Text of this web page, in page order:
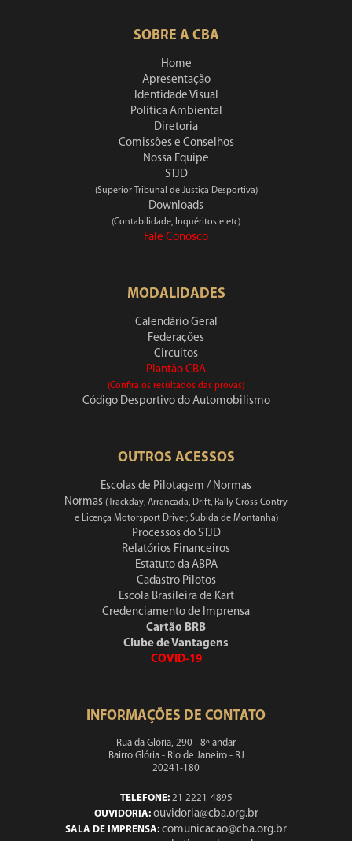
SOBRE A CBA
Home
Apresentação
Identidade Visual
Política Ambiental
Diretoria
Comissões e Conselhos
Nossa Equipe
STJD
(Superior Tribunal de Justiça Desportiva)
Downloads
(Contabilidade, Inquéritos e etc)
Fale Conosco
MODALIDADES
Calendário Geral
Federações
Circuitos
Plantão CBA
(Confira os resultados das provas)
Código Desportivo do Automobilismo
OUTROS ACESSOS
Escolas de Pilotagem / Normas
Normas (Trackday, Arrancada, Drift, Rally Cross Contry
e Licença Motorsport Driver, Subida de Montanha)
Processos do STJD
Relatórios Financeiros
Estatuto da ABPA
Cadastro Pilotos
Escola Brasileira de Kart
Credenciamento de Imprensa
Cartão BRB
Clube de Vantagens
COVID-19
INFORMAÇÕES DE CONTATO
Rua da Glória, 290 - 8º andar
Bairro Glória - Rio de Janeiro - RJ
20241-180
TELEFONE:21 2221-4895
OUVIDORIA: ouvidoria@cba.org.br
SALA DE IMPRENSA: comunicacao@cba.org.br